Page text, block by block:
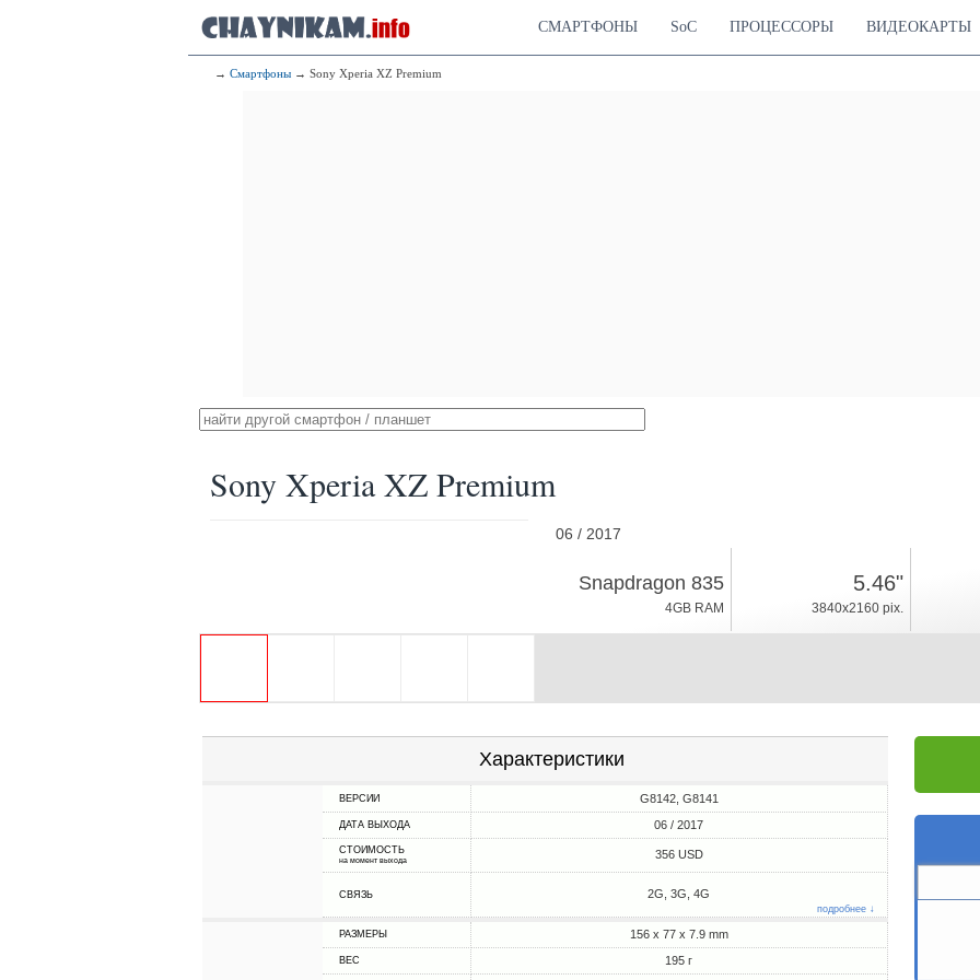
СМАРТФОНЫ SoC ПРОЦЕССОРЫ ВИДЕОКАРТЫ
→ Смартфоны → Sony Xperia XZ Premium
Sony Xperia XZ Premium
06 / 2017
Android 7.1
Snapdragon 835
4GB RAM
5.46"
3840x2160 pix.
Характеристики
ВЕРСИИ G8142, G8141
ДАТА ВЫХОДА 06 / 2017
СТОИМОСТЬ
на момент выхода 356 USD
СВЯЗЬ 2G, 3G, 4G
подробнее ↓
РАЗМЕРЫ 156 x 77 x 7.9 mm
ВЕС 195 г